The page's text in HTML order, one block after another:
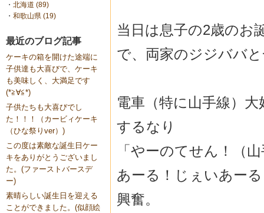
・ 北海道 (89)
・ 和歌山県 (19)
最近のブログ記事
ケーキの箱を開けた途端に
子供達も大喜びで、ケーキ
も美味しく、大満足です
(*≧∀≦*)
子供たちも大喜びでし
た！！！（カービィケーキ
（ひな祭りver）)
この度は素敵な誕生日ケー
キをありがとうございまし
た。(ファーストバースデ
ー)
素晴らしい誕生日を迎える
ことができました。(似顔絵
当日は息子の2歳のお
で、両家のジジババ
電車（特に山手線）
するなり
「やーのてせん！（
あーる！じぇいあー
興奮。